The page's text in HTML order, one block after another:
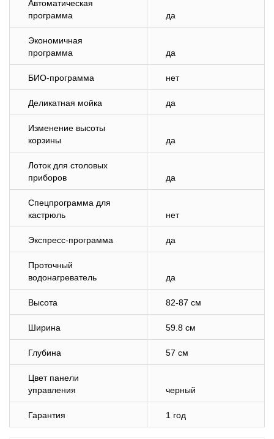
Автоматическая
программа
да
Экономичная
программа
да
БИО-программа нет
Деликатная мойка да
Изменение высоты
корзины
да
Лоток для столовых
приборов
да
Спецпрограмма для
кастрюль
нет
Экспресс-программа да
Проточный
водонагреватель
да
Высота 82-87 см
Ширина 59.8 см
Глубина 57 см
Цвет панели
управления
черный
Гарантия 1 год